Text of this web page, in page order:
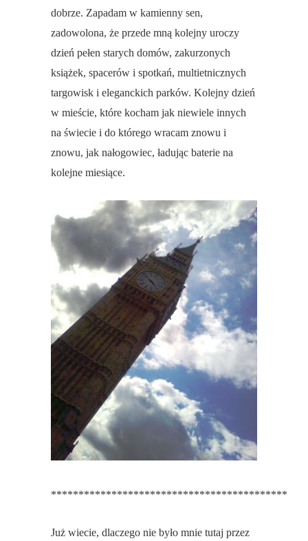
dobrze. Zapadam w kamienny sen,
zadowolona, że przede mną kolejny uroczy
dzień pełen starych domów, zakurzonych
książek, spacerów i spotkań, multietnicznych
targowisk i eleganckich parków. Kolejny dzień
w mieście, które kocham jak niewiele innych
na świecie i do którego wracam znowu i
znowu, jak nałogowiec, ładując baterie na
kolejne miesiące.
*******************************************
Już wiecie, dlaczego nie było mnie tutaj przez